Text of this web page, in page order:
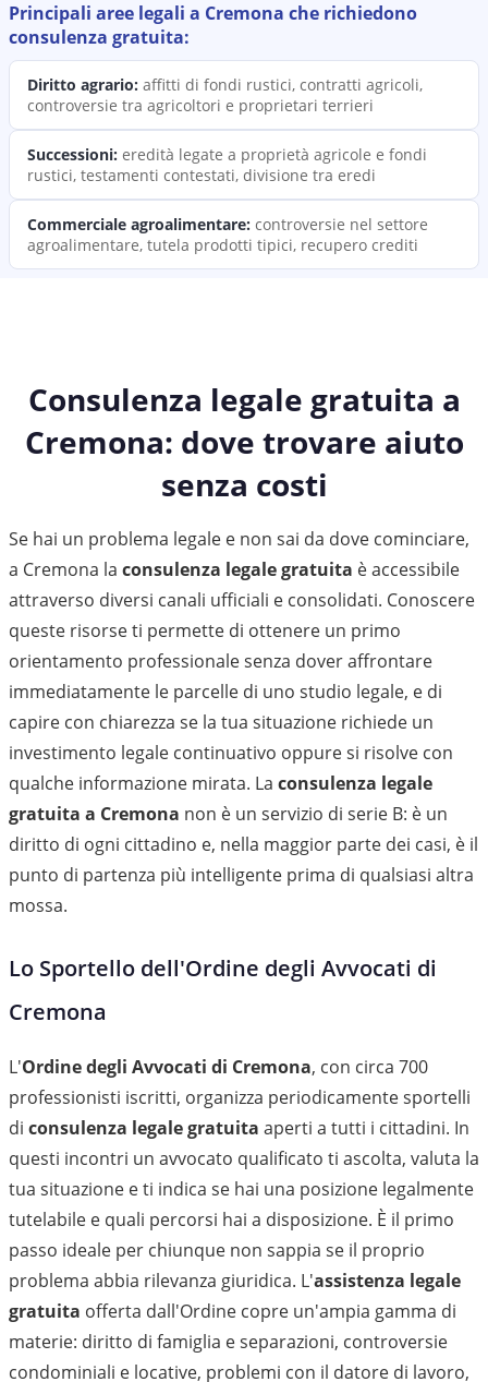
Principali aree legali a Cremona che richiedono
consulenza gratuita:
Diritto agrario: affitti di fondi rustici, contratti agricoli,
controversie tra agricoltori e proprietari terrieri
Successioni: eredità legate a proprietà agricole e fondi
rustici, testamenti contestati, divisione tra eredi
Commerciale agroalimentare: controversie nel settore
agroalimentare, tutela prodotti tipici, recupero crediti
Consulenza legale gratuita a
Cremona: dove trovare aiuto
senza costi
Se hai un problema legale e non sai da dove cominciare,
a Cremona la consulenza legale gratuita è accessibile
attraverso diversi canali ufficiali e consolidati. Conoscere
queste risorse ti permette di ottenere un primo
orientamento professionale senza dover affrontare
immediatamente le parcelle di uno studio legale, e di
capire con chiarezza se la tua situazione richiede un
investimento legale continuativo oppure si risolve con
qualche informazione mirata. La consulenza legale
gratuita a Cremona non è un servizio di serie B: è un
diritto di ogni cittadino e, nella maggior parte dei casi, è il
punto di partenza più intelligente prima di qualsiasi altra
mossa.
Lo Sportello dell'Ordine degli Avvocati di
Cremona
L'Ordine degli Avvocati di Cremona, con circa 700
professionisti iscritti, organizza periodicamente sportelli
di consulenza legale gratuita aperti a tutti i cittadini. In
questi incontri un avvocato qualificato ti ascolta, valuta la
tua situazione e ti indica se hai una posizione legalmente
tutelabile e quali percorsi hai a disposizione. È il primo
passo ideale per chiunque non sappia se il proprio
problema abbia rilevanza giuridica. L'assistenza legale
gratuita offerta dall'Ordine copre un'ampia gamma di
materie: diritto di famiglia e separazioni, controversie
condominiali e locative, problemi con il datore di lavoro,